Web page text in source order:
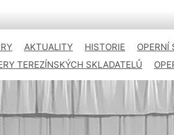
AKTUALITY HISTORIE OPERNÍ
TEREZÍNSKÝCH SKLADATELŮ